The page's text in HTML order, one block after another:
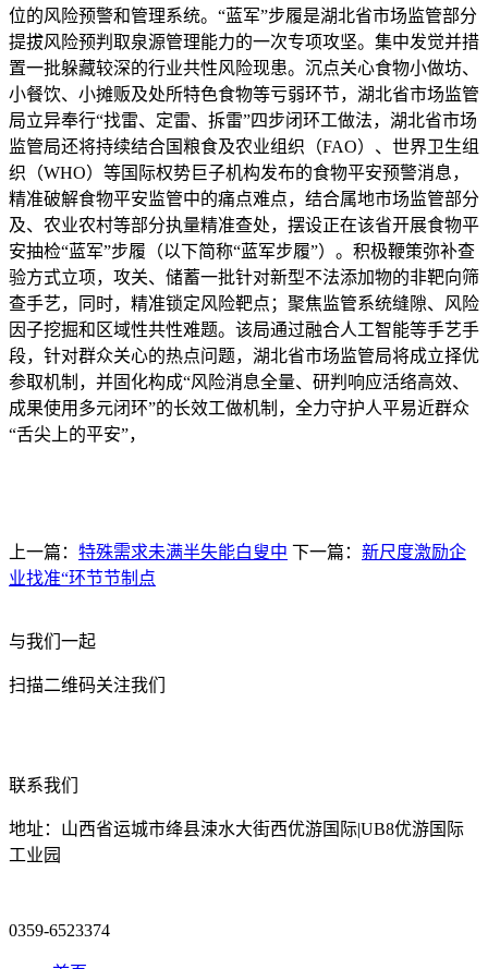
位的风险预警和管理系统。“蓝军”步履是湖北省市场监管部分
提拔风险预判取泉源管理能力的一次专项攻坚。集中发觉并措
置一批躲藏较深的行业共性风险现患。沉点关心食物小做坊、
小餐饮、小摊贩及处所特色食物等亏弱环节，湖北省市场监管
局立异奉行“找雷、定雷、拆雷”四步闭环工做法，湖北省市场
监管局还将持续结合国粮食及农业组织（FAO）、世界卫生组
织（WHO）等国际权势巨子机构发布的食物平安预警消息，
精准破解食物平安监管中的痛点难点，结合属地市场监管部分
及、农业农村等部分执量精准查处，摆设正在该省开展食物平
安抽检“蓝军”步履（以下简称“蓝军步履”）。积极鞭策弥补查
验方式立项，攻关、储蓄一批针对新型不法添加物的非靶向筛
查手艺，同时，精准锁定风险靶点；聚焦监管系统缝隙、风险
因子挖掘和区域性共性难题。该局通过融合人工智能等手艺手
段，针对群众关心的热点问题，湖北省市场监管局将成立择优
参取机制，并固化构成“风险消息全量、研判响应活络高效、
成果使用多元闭环”的长效工做机制，全力守护人平易近群众
“舌尖上的平安”，
上一篇： 特殊需求未满半失能白叟中 下一篇： 新尺度激励企
业找准“环节节制点
与我们一起
扫描二维码关注我们
联系我们
地址：山西省运城市绛县涑水大街西优游国际|UB8优游国际
工业园
0359-6523374